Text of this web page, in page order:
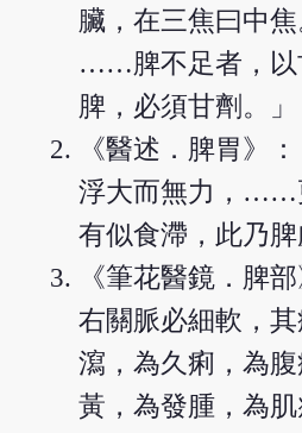
臟，在三焦曰中焦
……脾不足者，以
脾，必須甘劑。」
《醫述．脾胃》
浮大而無力，……
有似食滯，此乃脾
《筆花醫鏡．脾
右關脈必細軟，
瀉，為久痢，為
黃，為發腫，為